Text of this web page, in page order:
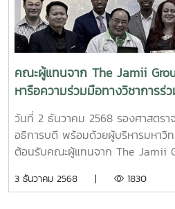
คณะผู้แทนจาก The Jamii
หารือความร่วมมือทางวิชาการร่
วันที่ 2 ธันวาคม 2568 รองศาสตรา
อธิการบดี พร้อมด้วยผู้บริหารมหาวิ
ต้อนรับคณะผู้แทนจาก The Jamii
หารือความร่วมมือทางวิชาการในการ
3 ธันวาคม 2568 | 1830